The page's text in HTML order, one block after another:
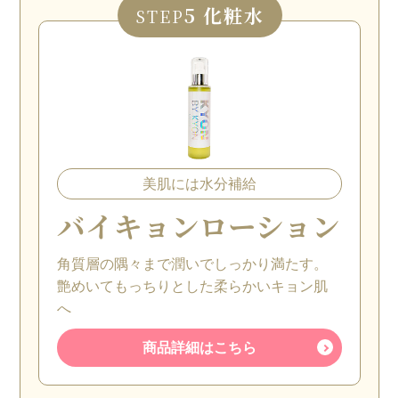
STEP5 化粧水
美肌には水分補給
バイキョンローション
角質層の隅々まで潤いでしっかり満たす。
艶めいてもっちりとした柔らかいキョン肌
へ
商品詳細はこちら